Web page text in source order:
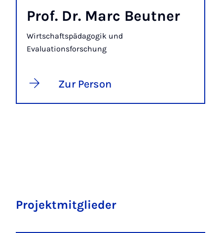
Prof. Dr. Marc Beutner
Wirtschaftspädagogik und
Evaluationsforschung
Zur Person
Projektmitglieder